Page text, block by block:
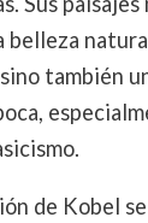
también
de Kobel